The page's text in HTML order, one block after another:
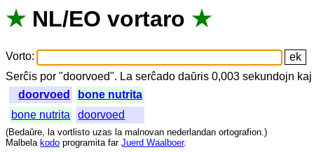
★ NL/EO vortaro ★
Vorto:
Serĉis por "doorvoed". La serĉado daŭris 0,003sekundojn kaj
doorvoed
bone nutrita
bone nutrita
doorvoed
(Bedaŭre, la vortlisto uzas la malnovan nederlandan ortografion.)
Malbela kodo programita far Juerd Waalboer.